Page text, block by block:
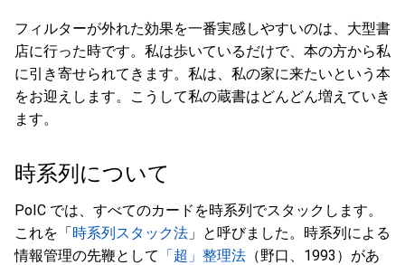
フィルターが外れた効果を一番実感しやすいのは、大型書
店に行った時です。私は歩いているだけで、本の方から私
に引き寄せられてきます。私は、私の家に来たいという本
をお迎えします。こうして私の蔵書はどんどん増えていき
ます。
時系列について
PoIC では、すべてのカードを時系列でスタックします。
これを「時系列スタック法 」と呼びました。時系列による
情報管理の先鞭として 「超」整理法 （野口、1993）があ